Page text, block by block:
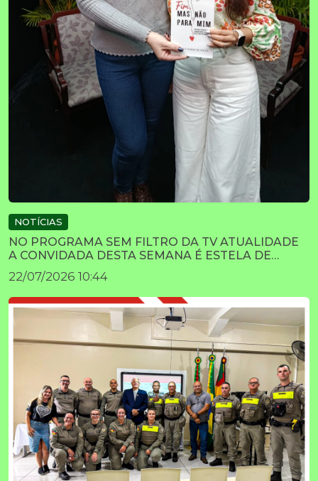
NOTÍCIAS
NO PROGRAMA SEM FILTRO DA TV ATUALIDADE
A CONVIDADA DESTA SEMANA É ESTELA DE
SOUZA
22/07/2026 10:44